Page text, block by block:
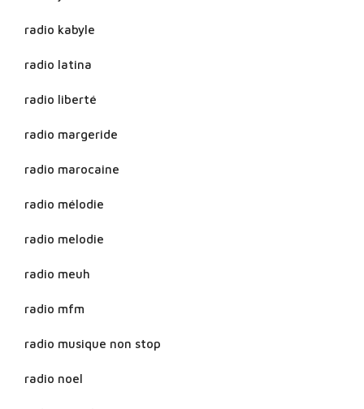
radio kabyle
radio latina
radio liberté
radio margeride
radio marocaine
radio mélodie
radio melodie
radio meuh
radio mfm
radio musique non stop
radio noel